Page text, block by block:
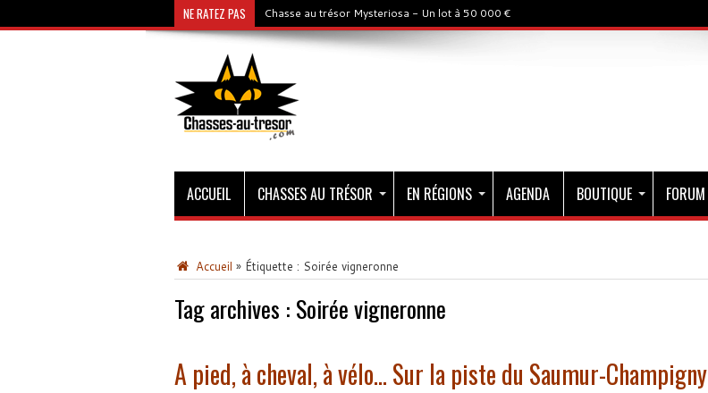
NE RATEZ PAS Chasse au trésor Mysteriosa - Un lot à 50 000 €
ACCUEIL CHASSES AU TRÉSOR EN RÉGIONS AGENDA BOUTIQUE FORUM
Accueil » Étiquette : Soirée vigneronne
Tag archives : Soirée vigneronne
A pied, à cheval, à vélo… Sur la piste du Saumur-Champigny